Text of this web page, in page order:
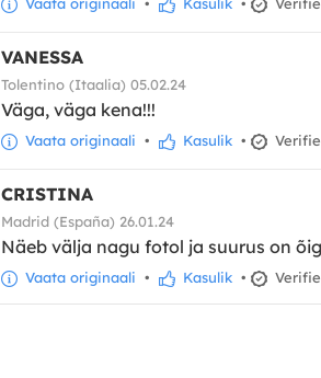
VANESSA
Tolentino (Itaalia) 05.02.24
Väga, väga kena!!!
Vaata originaali • Kasulik •
CRISTINA
Madrid (España) 26.01.24
Näeb välja nagu fotol ja suurus on
Vaata originaali • Kasulik •